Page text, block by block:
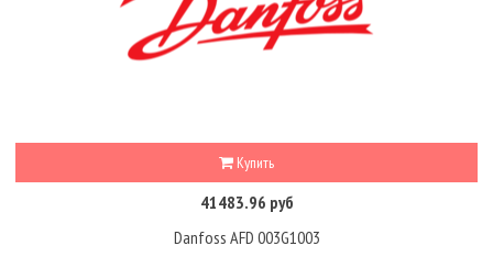
Купить
41483.96 руб
Danfoss AFD 003G1003